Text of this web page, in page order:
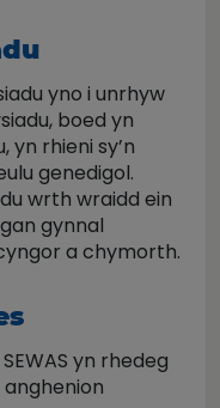
yno i unrhyw
boed yn
yn rhieni sy’n
genedigol.
wrth wraidd ein
gynnal
a chymorth.
yn rhedeg